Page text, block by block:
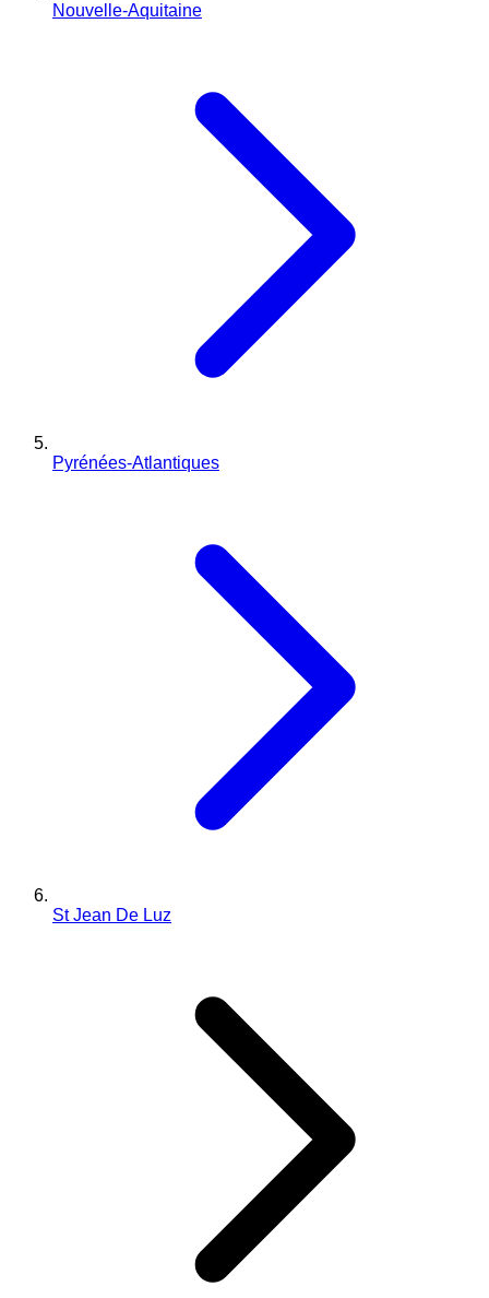
Nouvelle-Aquitaine
Pyrénées-Atlantiques
St Jean De Luz